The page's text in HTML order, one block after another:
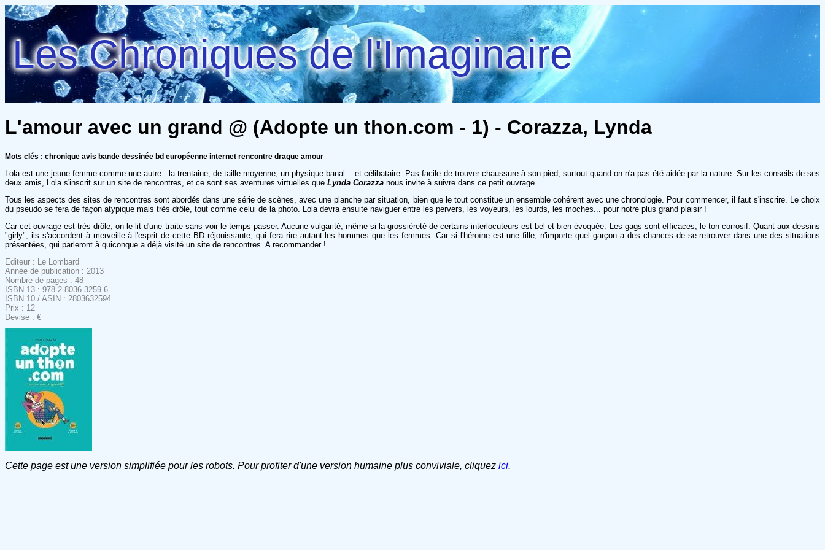
Les Chroniques de l'Imaginaire
L'amour avec un grand @ (Adopte un thon.com - 1) - Corazza, Lynda
Mots clés : chronique avis bande dessinée bd européenne internet rencontre drague amour
Lola est une jeune femme comme une autre : la trentaine, de taille moyenne, un physique banal... et célibataire. Pas facile de trouver chaussure à son pied, surtout quand on n'a pas été aidée par la nature. Sur les conseils de ses
deux amis, Lola s'inscrit sur un site de rencontres, et ce sont ses aventures virtuelles que Lynda Corazza nous invite à suivre dans ce petit ouvrage.
Tous les aspects des sites de rencontres sont abordés dans une série de scènes, avec une planche par situation, bien que le tout constitue un ensemble cohérent avec une chronologie. Pour commencer, il faut s'inscrire. Le choix
du pseudo se fera de façon atypique mais très drôle, tout comme celui de la photo. Lola devra ensuite naviguer entre les pervers, les voyeurs, les lourds, les moches... pour notre plus grand plaisir !
Car cet ouvrage est très drôle, on le lit d'une traite sans voir le temps passer. Aucune vulgarité, même si la grossièreté de certains interlocuteurs est bel et bien évoquée. Les gags sont efficaces, le ton corrosif. Quant aux dessins
"girly", ils s'accordent à merveille à l'esprit de cette BD réjouissante, qui fera rire autant les hommes que les femmes. Car si l'héroïne est une fille, n'importe quel garçon a des chances de se retrouver dans une des situations
présentées, qui parleront à quiconque a déjà visité un site de rencontres. A recommander !
Editeur : Le Lombard
Année de publication : 2013
Nombre de pages : 48
ISBN 13 : 978-2-8036-3259-6
ISBN 10 / ASIN : 2803632594
Prix : 12
Devise : €
Cette page est une version simplifiée pour les robots. Pour profiter d'une version humaine plus conviviale, cliquez ici.